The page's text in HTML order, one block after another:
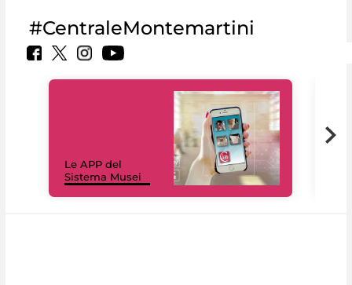
#CentraleMontemartini
Le APP del
Sistema Musei